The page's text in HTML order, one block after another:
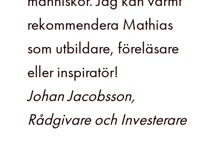
rekommendera Mathias
som utbildare, föreläsare
eller inspiratör!
Johan Jacobsson,
Rådgivare och Investerare